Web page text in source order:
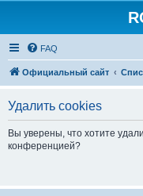
FAQ
Официальный сайт
Удалить cookies
Вы уверены, что хотите
конференцией?